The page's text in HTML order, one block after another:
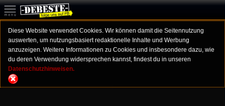
Diese Website verwendet Cookies. Wir können damit die Seitennutzung
auswerten, um nutzungsbasiert redaktionelle Inhalte und Werbung
anzuzeigen. Weitere Informationen zu Cookies und insbesondere dazu, wie
du deren Verwendung widersprechen kannst, findest du in unseren
Datenschutzhinweisen.